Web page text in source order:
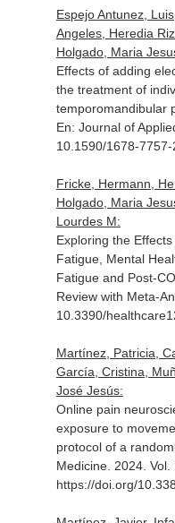
Espejo Antunez,
Angeles, Heredia
Holgado, Maria
Effects of adding
the treatment of
temporomandibular
En: Journal of
10.1590/1678-
Fricke, Hermann,
Holgado, Maria
Lourdes M:
Exploring the
Fatigue, Mental
Fatigue and Post-
Review with Meta-
10.3390/
Martínez, Patricia,
García, Cristina,
José Jesús:
Online pain
exposure to
protocol of a
Medicine. 2024. Vol.
https://doi.org/